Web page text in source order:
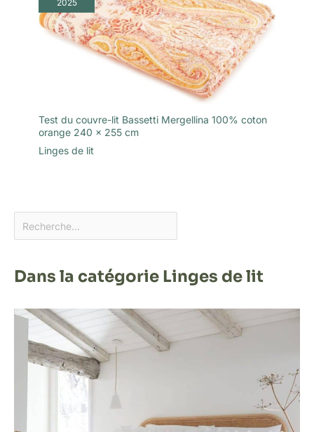
2025
Test du couvre-lit Bassetti Mergellina 100% coton
orange 240 x 255 cm
Linges de lit
Dans la catégorie Linges de lit